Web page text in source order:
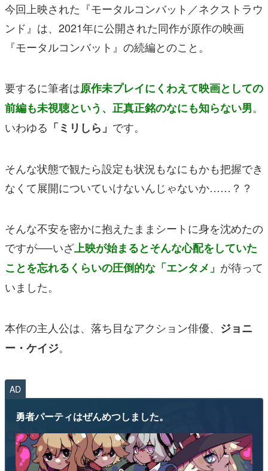
今回上映された『モータルコンバット／ネクストラウ
ンド』は、2021年に公開された同作が原作の映画
『モータルコンバット』の続編とのこと。
要するに筆者は原作未プレイにくわえて映画としての
前編も未視聴という、正真正銘のなにも知らない男。
いわゆる 「ミリしら」 です。
そんな状態で観たら設定も状況もなにもかも把握でき
なくて展開についていけないんじゃないか……？？
そんな不安を密かに抱えたままシートに身を沈めたの
ですが──いざ上映が始まるとそんな心配をしていた
ことを忘れるくらいの圧倒的な「エンタメ」 が待って
いました。
本作の主人公は、落ち目なアクション俳優、 ジョニ
ー・ケイジ。
AD
勇者パーティはぜんめつしました。